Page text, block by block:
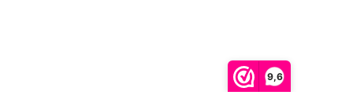
9,6